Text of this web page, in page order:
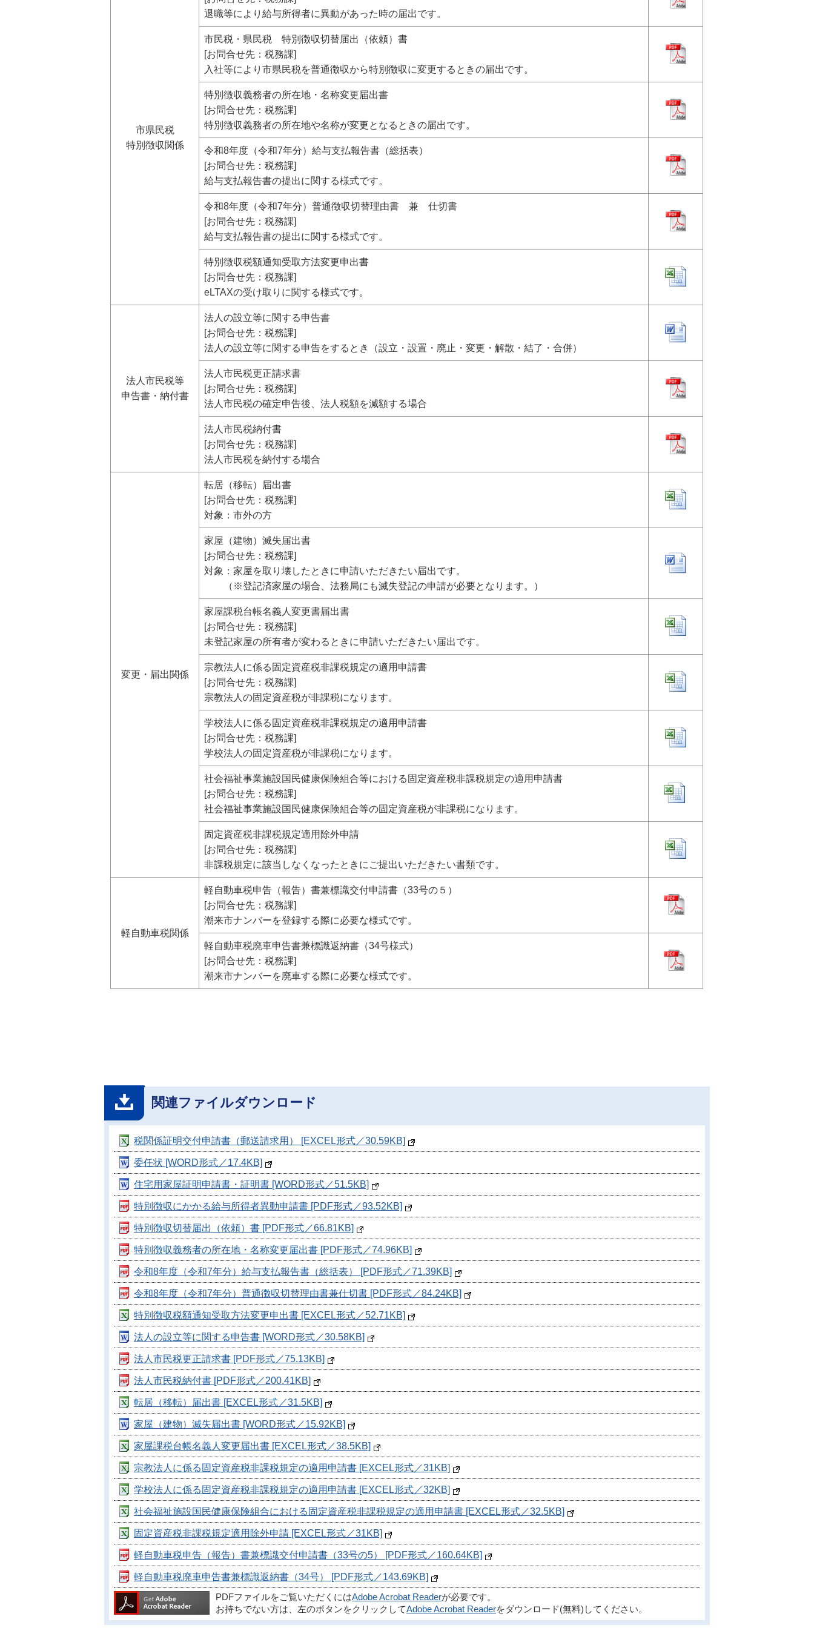
市県民税
特別徴収関係
退職等により給与所得者に異動があった時の届出です。
市民税・県民税 特別徴収切替届出（依頼）書
[お問合せ先：税務課]
入社等により市県民税を普通徴収から特別徴収に変更するときの届出です。
特別徴収義務者の所在地・名称変更届出書
[お問合せ先：税務課]
特別徴収義務者の所在地や名称が変更となるときの届出です。
令和8年度（令和7年分）給与支払報告書（総括表）
[お問合せ先：税務課]
給与支払報告書の提出に関する様式です。
令和8年度（令和7年分）普通徴収切替理由書 兼 仕切書
[お問合せ先：税務課]
給与支払報告書の提出に関する様式です。
特別徴収税額通知受取方法変更申出書
[お問合せ先：税務課]
eLTAXの受け取りに関する様式です。
法人市民税等
申告書・納付書
法人の設立等に関する申告書
[お問合せ先：税務課]
法人の設立等に関する申告をするとき（設立・設置・廃止・変更・解散・結了・合併）
法人市民税更正請求書
[お問合せ先：税務課]
法人市民税の確定申告後、法人税額を減額する場合
法人市民税納付書
[お問合せ先：税務課]
法人市民税を納付する場合
変更・届出関係
転居（移転）届出書
[お問合せ先：税務課]
対象：市外の方
家屋（建物）滅失届出書
[お問合せ先：税務課]
対象：家屋を取り壊したときに申請いただきたい届出です。
（※登記済家屋の場合、法務局にも滅失登記の申請が必要となります。）
家屋課税台帳名義人変更書届出書
[お問合せ先：税務課]
未登記家屋の所有者が変わるときに申請いただきたい届出です。
宗教法人に係る固定資産税非課税規定の適用申請書
[お問合せ先：税務課]
宗教法人の固定資産税が非課税になります。
学校法人に係る固定資産税非課税規定の適用申請書
[お問合せ先：税務課]
学校法人の固定資産税が非課税になります。
社会福祉事業施設国民健康保険組合等における固定資産税非課税規定の適用申請書
[お問合せ先：税務課]
社会福祉事業施設国民健康保険組合等の固定資産税が非課税になります。
固定資産税非課税規定適用除外申請
[お問合せ先：税務課]
非課税規定に該当しなくなったときにご提出いただきたい書類です。
軽自動車税関係
軽自動車税申告（報告）書兼標識交付申請書（33号の５）
[お問合せ先：税務課]
潮来市ナンバーを登録する際に必要な様式です。
軽自動車税廃車申告書兼標識返納書（34号様式）
[お問合せ先：税務課]
潮来市ナンバーを廃車する際に必要な様式です。
関連ファイルダウンロード
税関係証明交付申請書（郵送請求用） [EXCEL形式／30.59KB]
委任状 [WORD形式／17.4KB]
住宅用家屋証明申請書・証明書 [WORD形式／51.5KB]
特別徴収にかかる給与所得者異動申請書 [PDF形式／93.52KB]
特別徴収切替届出（依頼）書 [PDF形式／66.81KB]
特別徴収義務者の所在地・名称変更届出書 [PDF形式／74.96KB]
令和8年度（令和7年分）給与支払報告書（総括表） [PDF形式／71.39KB]
令和8年度（令和7年分）普通徴収切替理由書兼仕切書 [PDF形式／84.24KB]
特別徴収税額通知受取方法変更申出書 [EXCEL形式／52.71KB]
法人の設立等に関する申告書 [WORD形式／30.58KB]
法人市民税更正請求書 [PDF形式／75.13KB]
法人市民税納付書 [PDF形式／200.41KB]
転居（移転）届出書 [EXCEL形式／31.5KB]
家屋（建物）滅失届出書 [WORD形式／15.92KB]
家屋課税台帳名義人変更届出書 [EXCEL形式／38.5KB]
宗教法人に係る固定資産税非課税規定の適用申請書 [EXCEL形式／31KB]
学校法人に係る固定資産税非課税規定の適用申請書 [EXCEL形式／32KB]
社会福祉施設国民健康保険組合における固定資産税非課税規定の適用申請書 [EXCEL形式／32.5KB]
固定資産税非課税規定適用除外申請 [EXCEL形式／31KB]
軽自動車税申告（報告）書兼標識交付申請書（33号の5） [PDF形式／160.64KB]
軽自動車税廃車申告書兼標識返納書（34号） [PDF形式／143.69KB]
PDFファイルをご覧いただくにはAdobe Acrobat Readerが必要です。
お持ちでない方は、左のボタンをクリックしてAdobe Acrobat Readerをダウンロード(無料)してください。